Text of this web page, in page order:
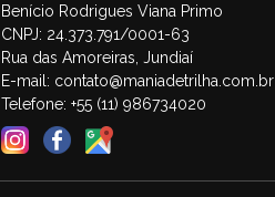
Benício Rodrigues Viana Primo
CNPJ: 24.373.791/0001-63
Rua das Amoreiras, Jundiaí
E-mail: contato@maniadetrilha.com.br
Telefone: +55 (11) 986734020